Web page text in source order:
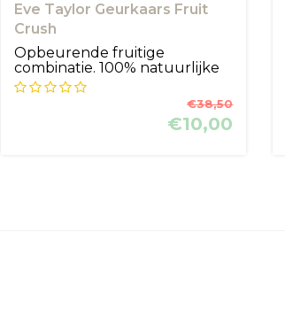
Eve Taylor Geurkaars Fruit
Crush
Opbeurende fruitige
combinatie. 100% natuurlijke
kaars op ba...
€38,50
€10,00